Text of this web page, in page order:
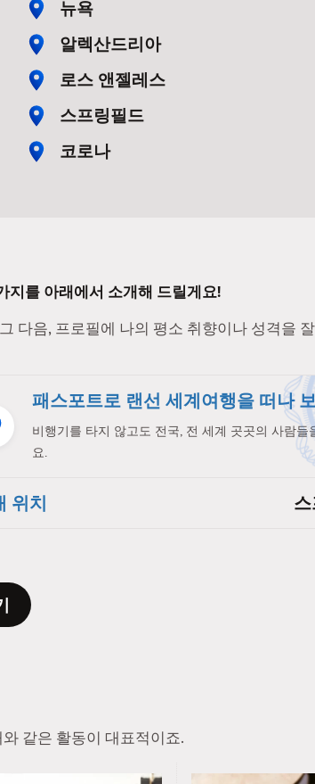
뉴욕
알렉산드리아
로스 앤젤레스
스프링필드
코로나
지를 아래에서 소개해 드릴게요!
다음, 프로필에 나의 평소 취향이나 성격을
패스포트로 랜선 세계여행을 떠나
비행기를 타지 않고도 전국, 전 세계 곳곳의 사람들
요.
위치
같은 활동이 대표적이죠.